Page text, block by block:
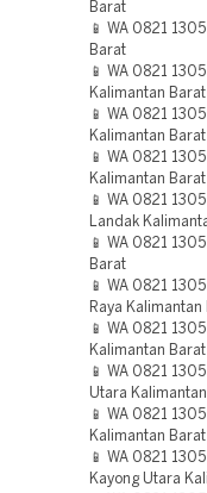
Barat
📱 WA 0821
Barat
📱 WA 0821
Kalimantan Barat
📱 WA 0821
Kalimantan Barat
📱 WA 0821
Kalimantan Barat
📱 WA 0821
Landak
📱 WA 0821
Barat
📱 WA 0821
Raya Kalimantan
📱 WA 0821
Kalimantan Barat
📱 WA 0821
Utara
📱 WA 0821
Kalimantan Barat
📱 WA 0821
Kayong Utara